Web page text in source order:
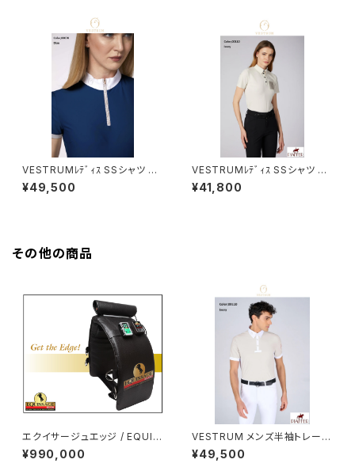
VESTRUMﾚﾃﾞｨｽ SSシャツ W
460065012
¥49,500
VESTRUMﾚﾃﾞｨｽ SSシャツ W
634060002
¥41,800
その他の商品
エクイサージュエッジ / EQUIS
SAGE EDGE 〜バイブレーショ
ンで全身をマッサージ〜
¥990,000
VESTRUM メンズ半袖トレーニ
ングトップス M458360002
¥49,500